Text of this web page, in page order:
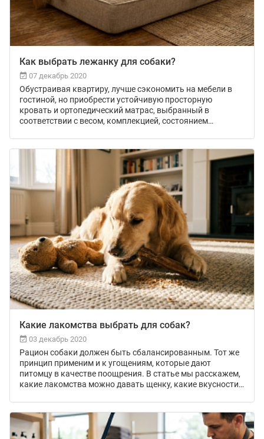
Как выбрать лежанку для собаки?
07 декабрь 2020
Обустраивая квартиру, лучше сэкономить на мебели в
гостиной, но приобрести устойчивую просторную
кровать и ортопедический матрас, выбранный в
соответствии с весом, комплекцией, состоянием
отдыха собаки. Ей нужна подстилка, удобная и
Какие лакомства выбрать для собак?
03 декабрь 2020
Рацион собаки должен быть сбалансированным. Тот же
принцип применим и к угощениям, которые дают
питомцу в качестве поощрения. В статье мы расскажем,
какие лакомства можно давать щенку, какие вкусности